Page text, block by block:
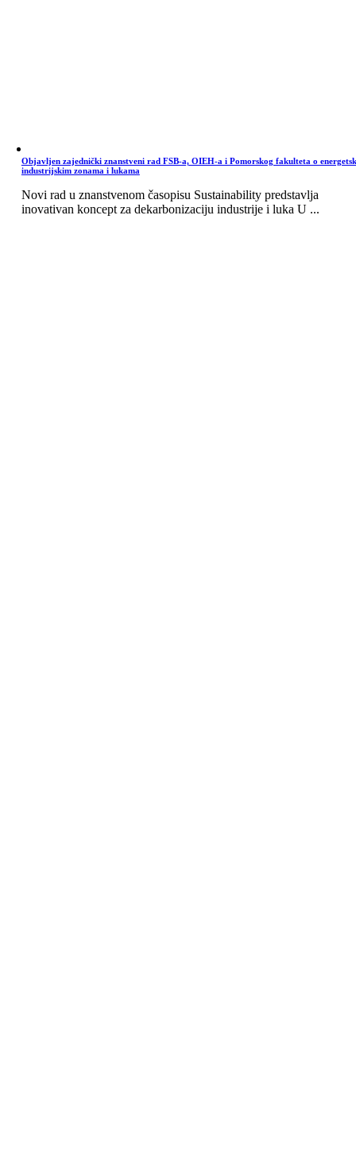
Objavljen zajednički znanstveni rad FSB-a, OIEH-a i Pomorskog fakulteta o
industrijskim zonama i lukama
Novi rad u znanstvenom časopisu Sustainability predstavlja
inovativan koncept za dekarbonizaciju industrije i luka U ...